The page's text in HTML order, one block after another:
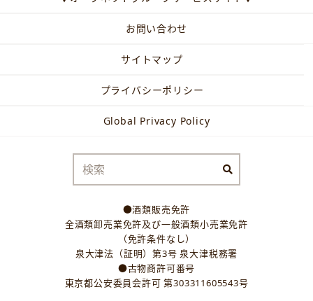
お問い合わせ
サイトマップ
プライバシーポリシー
Global Privacy Policy
●酒類販売免許
全酒類卸売業免許及び一般酒類小売業免許
（免許条件なし）
泉大津法（証明）第3号 泉大津税務署
●古物商許可番号
東京都公安委員会許可 第303311605543号